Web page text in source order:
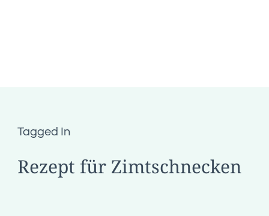
Tagged In
Rezept für Zimtschnecken